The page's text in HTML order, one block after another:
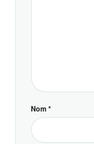
Nom *